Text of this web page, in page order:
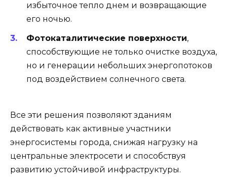
избыточное тепло днем и возвращающие
его ночью.
Фотокаталитические поверхности,
способствующие не только очистке воздуха,
но и генерации небольших энергопотоков
под воздействием солнечного света.
Все эти решения позволяют зданиям
действовать как активные участники
энергосистемы города, снижая нагрузку на
центральные электросети и способствуя
развитию устойчивой инфраструктуры.